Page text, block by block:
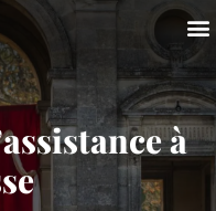
à